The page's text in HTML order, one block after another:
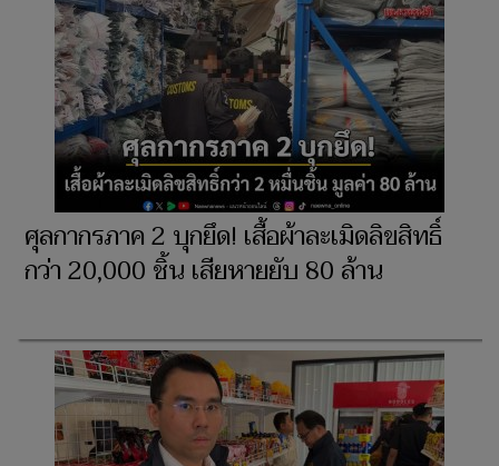
ศุลกากรภาค 2 บุกยึด! เสื้อผ้าละเมิดลิขสิทธิ์
กว่า 20,000 ชิ้น เสียหายยับ 80 ล้าน